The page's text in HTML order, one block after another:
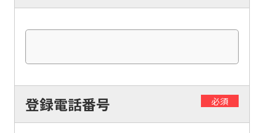
登録電話番号 必須
(start
automatic
to
return
the